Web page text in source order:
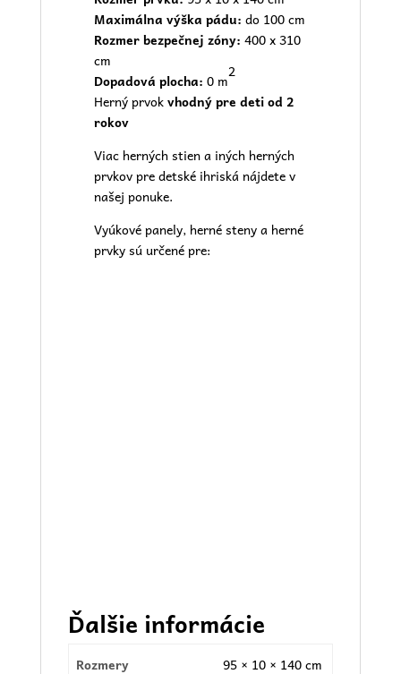
Maximálna výška pádu: do 100 cm
Rozmer bezpečnej zóny: 400 x 310
cm
Dopadová plocha: 0 m
2
Herný prvokvhodný pre deti od 2
rokov
Viac herných stien a iných herných
prvkov predetské ihriská nájdete v
našejponuke.
Vyúkové panely, herné steny a herné
prvky sú určené pre:
Ďalšie informácie
Rozmery 95 × 10 × 140 cm